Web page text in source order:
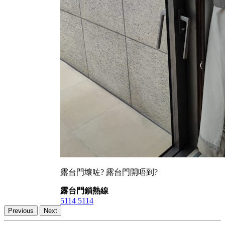
露台門壞咗? 露台門開唔到?
露台門鎖熱線
5114 5114
Previous Next